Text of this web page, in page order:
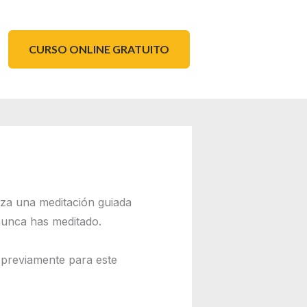
CURSO ONLINE GRATUITO
una meditación guiada
has meditado.
para este